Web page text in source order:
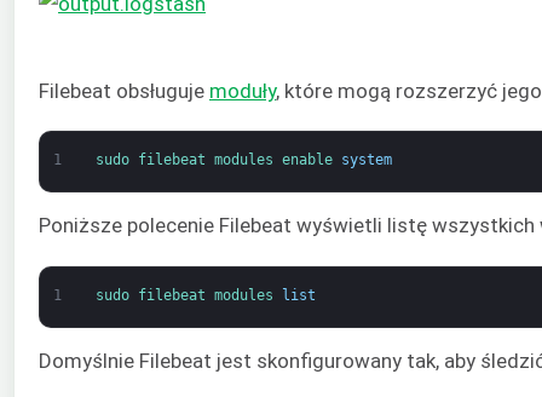
Filebeat obsługuje moduły, które mogą rozszerzyć
1 sudo filebeat modules enable system
Poniższe polecenie Filebeat wyświetli listę wszystkich
1 sudo filebeat modules list
Domyślnie Filebeat jest skonfigurowany tak, aby